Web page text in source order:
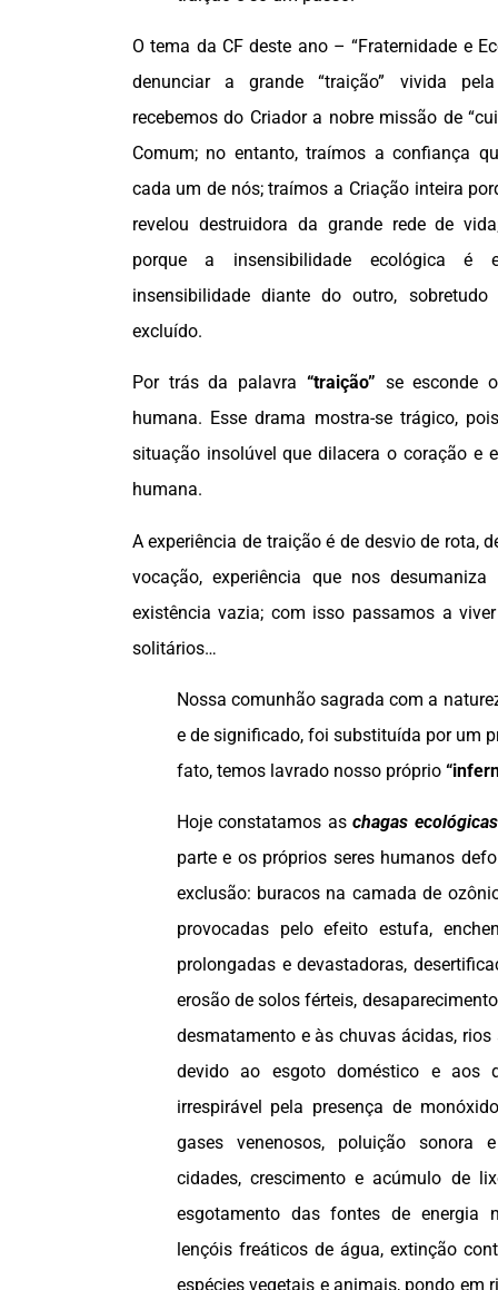
O tema da CF deste ano – “Fraternidade e
denunciar a grande “traição” vivida
recebemos do Criador a nobre missão de
Comum; no entanto, traímos a confiança
cada um de nós; traímos a Criação inteira
revelou destruidora da grande rede de
porque a insensibilidade ecológica é
insensibilidade diante do outro,
excluído.
Por trás da palavra “traição” se esconde
humana. Esse drama mostra-se trágico,
situação insolúvel que dilacera o coração e
humana.
A experiência de traição é de desvio de rota,
vocação, experiência que nos
existência vazia; com isso passamos a
solitários…
Nossa comunhão sagrada com a
e de significado, foi substituída por um
fato, temos lavrado nosso próprio
Hoje constatamos aschagas ecológicas
parte e os próprios seres humanos
exclusão: buracos na camada de
provocadas pelo efeito estufa,
prolongadas e devastadoras,
erosão de solos férteis,
desmatamento e às chuvas ácidas,
devido ao esgoto doméstico e aos
irrespirável pela presença de
gases venenosos, poluição sonora
cidades, crescimento e acúmulo de
esgotamento das fontes de energia
lençóis freáticos de água, extinção
espécies vegetais e animais, pondo em